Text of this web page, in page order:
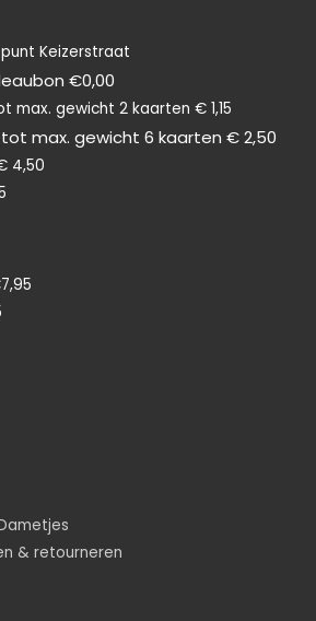
Keizerstraat
€0,00
max. gewicht 2 kaarten € 1,15
max. gewicht 6 kaarten € 2,50
4,50
& retourneren